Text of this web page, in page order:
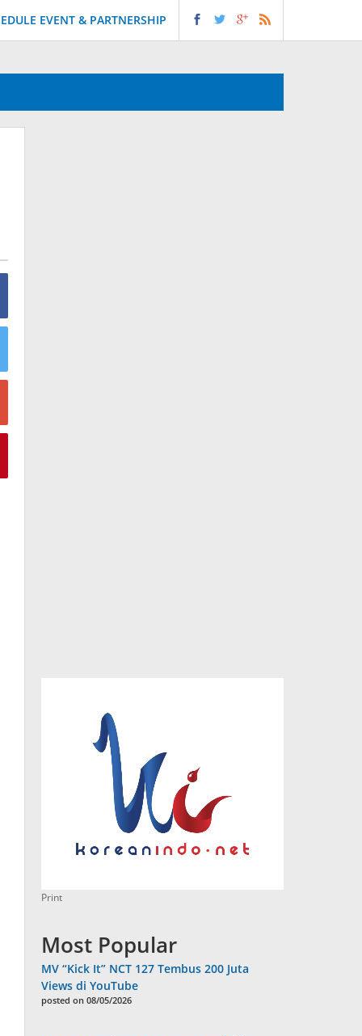
EVENT & PARTNERSHIP
Print
Most Popular
MV “Kick It” NCT 127 Tembus 200 Juta
Views di YouTube
posted on 08/05/2026